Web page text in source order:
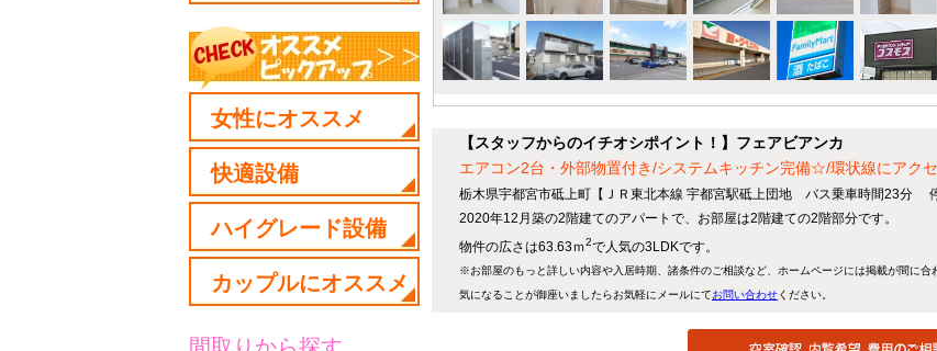
【スタッフからのイチオシポイント！】フェアビアンカ
エアコン2台・外部物置付き/システムキッチン完備☆/環状線にアク
栃木県宇都宮市砥上町【ＪＲ東北本線 宇都宮駅砥上団地 バス乗車時間23分
2020年12月築の2階建てのアパートで、お部屋は2階建ての2階部分です。
物件の広さは63.63ｍ2で人気の3LDKです。
※お部屋のもっと詳しい内容や入居時期、諸条件のご相談など、ホームページには掲載が間に合
気になることが御座いましたらお気軽にメールにてお問い合わせください。
女性にオススメ
快適設備
ハイグレード設備
カップルにオススメ